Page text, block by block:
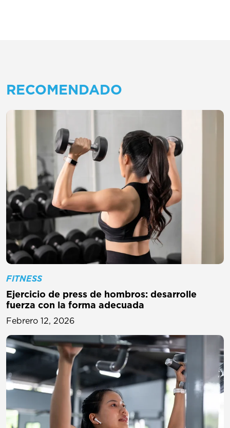
RECOMENDADO
FITNESS
Ejercicio de press de hombros: desarrolle
fuerza con la forma adecuada
Febrero 12, 2026